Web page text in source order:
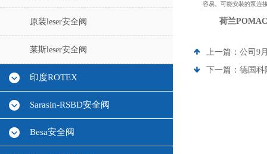
原装leser安全阀
莱斯leser安全阀
印度ROTEX
Sarasin-RSBD安全阀
Besa安全阀
容易。可能安装的泵连
荷兰
上一篇： 公司9
下一篇： 德国科